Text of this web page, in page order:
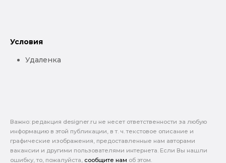
Условия
Удаленка
Важно: pедакция designer.ru не несет ответственности за любую
информацию в этой публикации, в т. ч. текстовое описание и
графические изображения, предоставленные нам авторами
вакансии и другими пользователями интернета. Если Вы нашли
ошибку, то, пожалуйста, сообщите нам об этом.